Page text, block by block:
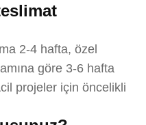
2-4 hafta, özel
göre 3-6 hafta
projeler için öncelikli